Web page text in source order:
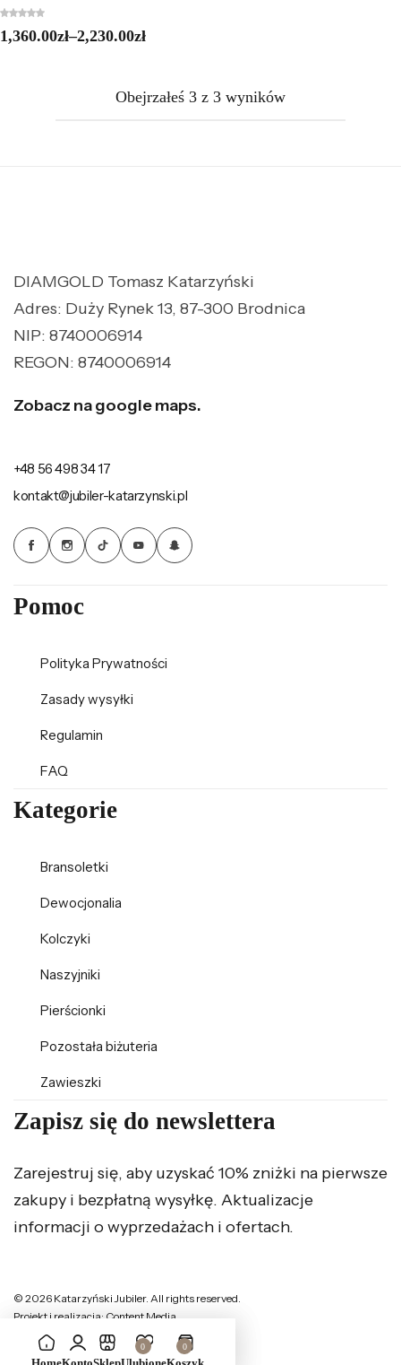
1,360.00zł–2,230.00zł
Obejrzałeś 3 z 3 wyników
DIAMGOLD Tomasz Katarzyński
Adres: Duży Rynek 13, 87-300 Brodnica
NIP: 8740006914
REGON: 8740006914
Zobacz na google maps.
+48 56 498 34 17
kontakt@jubiler-katarzynski.pl
Pomoc
Polityka Prywatności
Zasady wysyłki
Regulamin
FAQ
Kategorie
Bransoletki
Dewocjonalia
Kolczyki
Naszyjniki
Pierścionki
Pozostała biżuteria
Zawieszki
Zapisz się do newslettera
Zarejestruj się, aby uzyskać 10% zniżki na pierwsze
zakupy i bezpłatną wysyłkę. Aktualizacje
informacji o wyprzedażach i ofertach.
© 2026 Katarzyński Jubiler. All rights reserved.
Projekt i realizacja: Content Media
0 0